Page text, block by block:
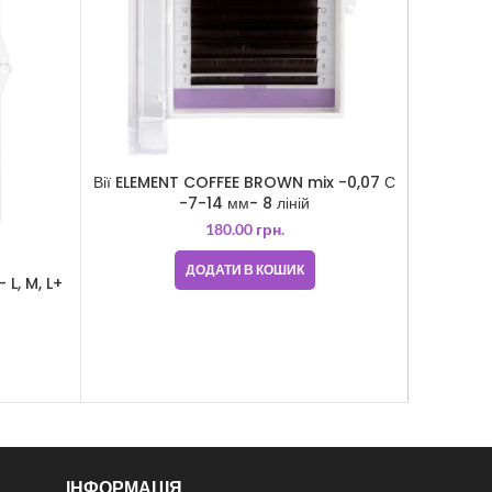
L, M, L+
Вії ELEMENT COFFEE BROWN mix -0,07 С
-7-14 мм- 8 ліній
180.00 грн.
ДОДАТИ В КОШИК